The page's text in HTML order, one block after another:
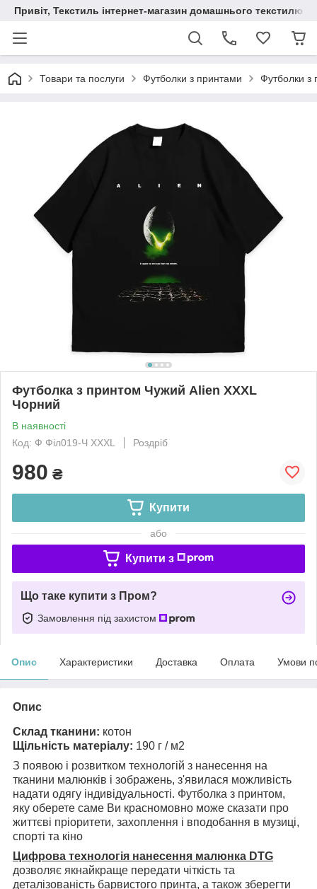
Привіт, Текстиль інтернет-магазин домашнього текстилю
Товари та послуги Футболки з принтами Футболки з
Футболка з принтом Чужий Alien XXXL
Чорний
В наявності
Код: Ф Філ019-Ч XXXL
Роздріб
980 ₴
Купити
або
Купити з
Що таке купити з Пром?
Замовлення під захистом
Опис Характеристики Доставка Оплата Умови
Опис
Склад тканини: котон
Щільність матеріалу: 190 г / м2
З появою і розвитком технологій з нанесення на
тканини малюнків і зображень, з'явилася можливість
надати одягу індивідуальності. Футболка з принтом,
яку оберете саме Ви красномовно може сказати про
життєві пріоритети, захоплення і вподобання в музиці,
спорті та кіно
Цифрова технологія нанесення малюнка DTG
дозволяє якнайкраще передати чіткість та
деталізованість барвистого принта, а також зберегти